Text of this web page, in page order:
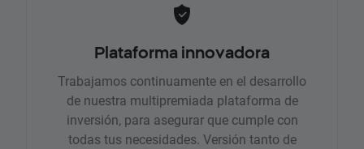
Plataforma innovadora
Trabajamos continuamente en el desarrollo
de nuestra multipremiada plataforma de
inversión, para asegurar que cumple con
todas tus necesidades. Versión tanto de